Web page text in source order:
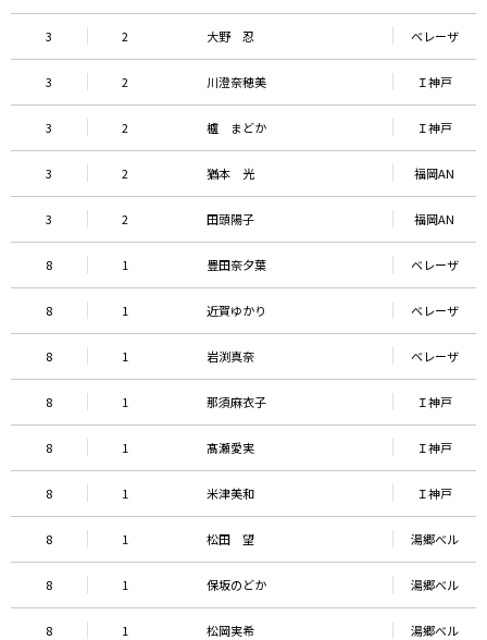
3 2 大野 忍 ベレーザ
3 2 川澄奈穂美 Ｉ神戸
3 2 櫨 まどか Ｉ神戸
3 2 猶本 光 福岡AN
3 2 田頭陽子 福岡AN
8 1 豊田奈夕葉 ベレーザ
8 1 近賀ゆかり ベレーザ
8 1 岩渕真奈 ベレーザ
8 1 那須麻衣子 Ｉ神戸
8 1 髙瀬愛実 Ｉ神戸
8 1 米津美和 Ｉ神戸
8 1 松田 望 湯郷べル
8 1 保坂のどか 湯郷べル
8 1 松岡実希 湯郷べル